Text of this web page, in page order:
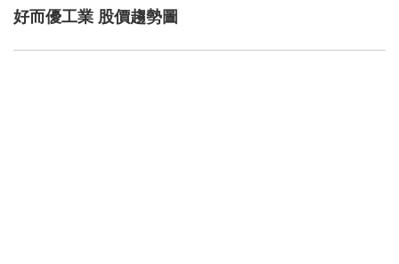
好而優工業 股價趨勢圖